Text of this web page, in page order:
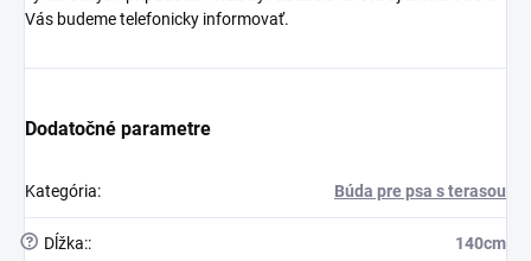
Vás budeme telefonicky informovať.
Dodatočné parametre
Kategória: Búda pre psa s terasou
? Dĺžka:: 140cm